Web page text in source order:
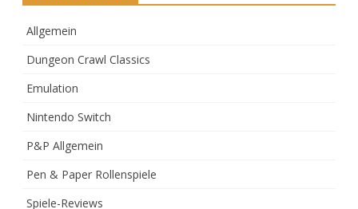
Allgemein
Dungeon Crawl Classics
Emulation
Nintendo Switch
P&P Allgemein
Pen & Paper Rollenspiele
Spiele-Reviews